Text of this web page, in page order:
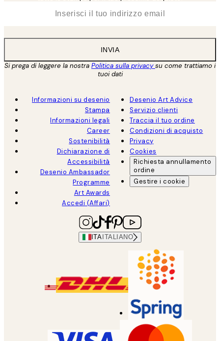
INVIA
Si prega di leggere la nostra Politica sulla privacysu come trattiamo i
tuoi dati
Informazioni su desenio
Stampa
Informazioni legali
Career
Sostenibilità
Dichiarazione di
Accessibilità
Desenio Ambassador
Programme
Art Awards
Accedi (Affari)
Desenio Art Advice
Servizio clienti
Traccia il tuo ordine
Condizioni di acquisto
Privacy
Cookies
Richiesta annullamento
ordine
Gestire i cookie
ITA ITALIANO